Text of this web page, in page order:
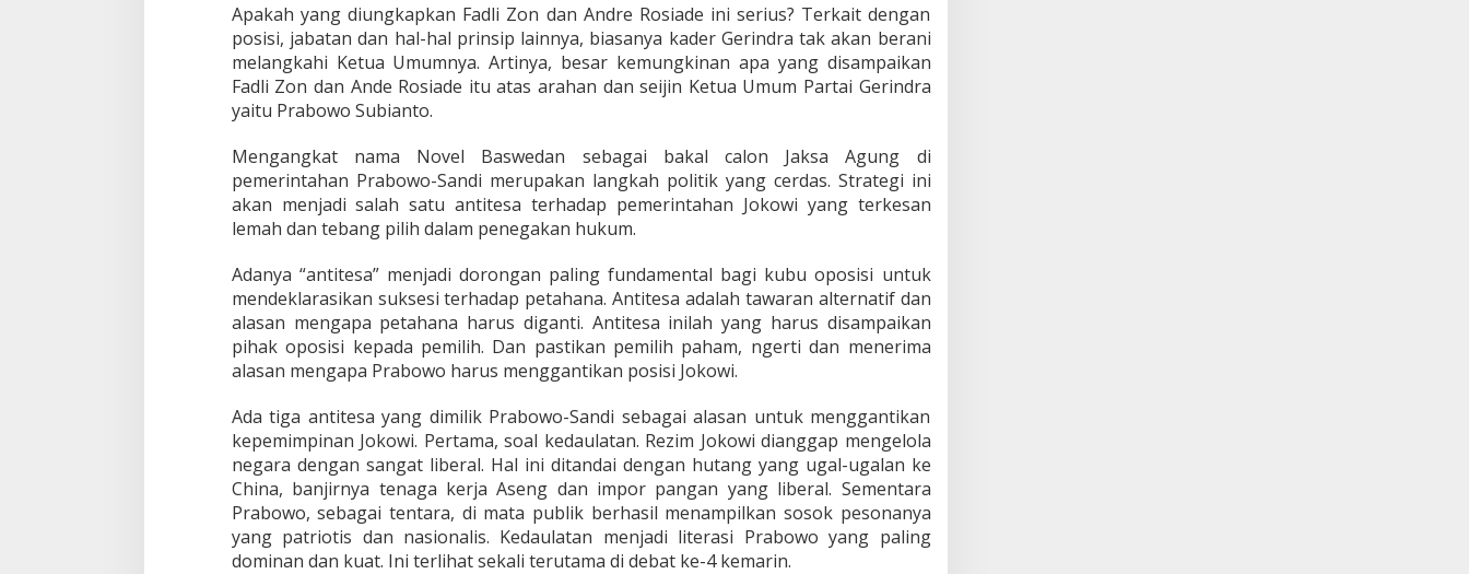
Apakah yang diungkapkan Fadli Zon dan Andre Rosiade ini serius? Terkait dengan
posisi, jabatan dan hal-hal prinsip lainnya, biasanya kader Gerindra tak akan berani
melangkahi Ketua Umumnya. Artinya, besar kemungkinan apa yang disampaikan
Fadli Zon dan Ande Rosiade itu atas arahan dan seijin Ketua Umum Partai Gerindra
yaitu Prabowo Subianto.
Mengangkat nama Novel Baswedan sebagai bakal calon Jaksa Agung di
pemerintahan Prabowo-Sandi merupakan langkah politik yang cerdas. Strategi ini
akan menjadi salah satu antitesa terhadap pemerintahan Jokowi yang terkesan
lemah dan tebang pilih dalam penegakan hukum.
Adanya “antitesa” menjadi dorongan paling fundamental bagi kubu oposisi untuk
mendeklarasikan suksesi terhadap petahana. Antitesa adalah tawaran alternatif dan
alasan mengapa petahana harus diganti. Antitesa inilah yang harus disampaikan
pihak oposisi kepada pemilih. Dan pastikan pemilih paham, ngerti dan menerima
alasan mengapa Prabowo harus menggantikan posisi Jokowi.
Ada tiga antitesa yang dimilik Prabowo-Sandi sebagai alasan untuk menggantikan
kepemimpinan Jokowi. Pertama, soal kedaulatan. Rezim Jokowi dianggap mengelola
negara dengan sangat liberal. Hal ini ditandai dengan hutang yang ugal-ugalan ke
China, banjirnya tenaga kerja Aseng dan impor pangan yang liberal. Sementara
Prabowo, sebagai tentara, di mata publik berhasil menampilkan sosok pesonanya
yang patriotis dan nasionalis. Kedaulatan menjadi literasi Prabowo yang paling
dominan dan kuat. Ini terlihat sekali terutama di debat ke-4 kemarin.